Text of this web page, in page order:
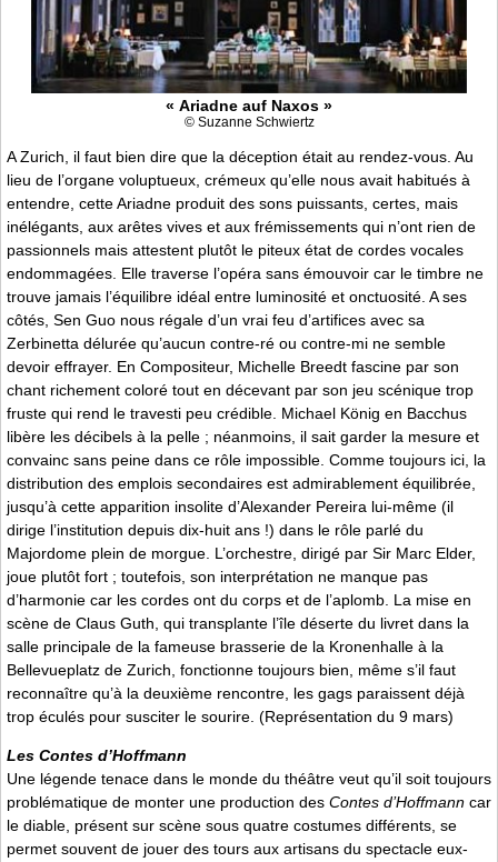
« Ariadne auf Naxos »
© Suzanne Schwiertz
A Zurich, il faut bien dire que la déception était au rendez-vous. Au
lieu de l’organe voluptueux, crémeux qu’elle nous avait habitués à
entendre, cette Ariadne produit des sons puissants, certes, mais
inélégants, aux arêtes vives et aux frémissements qui n’ont rien de
passionnels mais attestent plutôt le piteux état de cordes vocales
endommagées. Elle traverse l’opéra sans émouvoir car le timbre ne
trouve jamais l’équilibre idéal entre luminosité et onctuosité. A ses
côtés, Sen Guo nous régale d’un vrai feu d’artifices avec sa
Zerbinetta délurée qu’aucun contre-ré ou contre-mi ne semble
devoir effrayer. En Compositeur, Michelle Breedt fascine par son
chant richement coloré tout en décevant par son jeu scénique trop
fruste qui rend le travesti peu crédible. Michael König en Bacchus
libère les décibels à la pelle ; néanmoins, il sait garder la mesure et
convainc sans peine dans ce rôle impossible. Comme toujours ici, la
distribution des emplois secondaires est admirablement équilibrée,
jusqu’à cette apparition insolite d’Alexander Pereira lui-même (il
dirige l’institution depuis dix-huit ans !) dans le rôle parlé du
Majordome plein de morgue. L’orchestre, dirigé par Sir Marc Elder,
joue plutôt fort ; toutefois, son interprétation ne manque pas
d’harmonie car les cordes ont du corps et de l’aplomb. La mise en
scène de Claus Guth, qui transplante l’île déserte du livret dans la
salle principale de la fameuse brasserie de la Kronenhalle à la
Bellevueplatz de Zurich, fonctionne toujours bien, même s’il faut
reconnaître qu’à la deuxième rencontre, les gags paraissent déjà
trop éculés pour susciter le sourire. (Représentation du 9 mars)
Les Contes d’Hoffmann
Une légende tenace dans le monde du théâtre veut qu’il soit toujours
problématique de monter une production des Contes d’Hoffmann car
le diable, présent sur scène sous quatre costumes différents, se
permet souvent de jouer des tours aux artisans du spectacle eux-